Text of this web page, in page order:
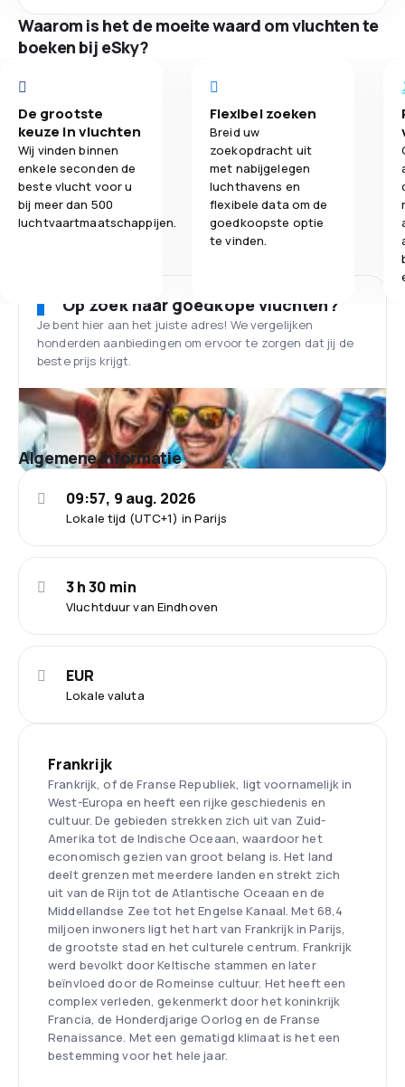
Waarom is het de moeite waard om vluchten te
boeken bij eSky?
De grootste
keuze in vluchten
Wij vinden binnen
enkele seconden de
beste vlucht voor u
bij meer dan 500
luchtvaartmaatschappijen.
Flexibel zoeken
Breid uw
zoekopdracht uit
met nabijgelegen
luchthavens en
flexibele data om de
goedkoopste optie
te vinden.
Op zoek naar goedkope vluchten?
Je bent hier aan het juiste adres! We vergelijken
honderden aanbiedingen om ervoor te zorgen dat jij de
beste prijs krijgt.
Algemene informatie
Lokale tijd (UTC+1) in Parijs
09:57, 9 aug. 2026
Vluchtduur van Eindhoven
3 h 30 min
Lokale valuta
EUR
Frankrijk
Frankrijk, of de Franse Republiek, ligt voornamelijk in
West-Europa en heeft een rijke geschiedenis en
cultuur. De gebieden strekken zich uit van Zuid-
Amerika tot de Indische Oceaan, waardoor het
economisch gezien van groot belang is. Het land
deelt grenzen met meerdere landen en strekt zich
uit van de Rijn tot de Atlantische Oceaan en de
Middellandse Zee tot het Engelse Kanaal. Met 68,4
miljoen inwoners ligt het hart van Frankrijk in Parijs,
de grootste stad en het culturele centrum. Frankrijk
werd bevolkt door Keltische stammen en later
beïnvloed door de Romeinse cultuur. Het heeft een
complex verleden, gekenmerkt door het koninkrijk
Francia, de Honderdjarige Oorlog en de Franse
Renaissance. Met een gematigd klimaat is het een
bestemming voor het hele jaar.